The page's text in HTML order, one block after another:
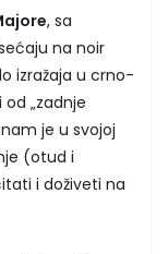
, sa
na noir
izražaja u crno-
„zadnje
nam je u svojoj
(otud i
i doživeti na